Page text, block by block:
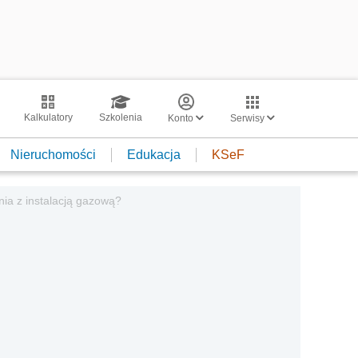
Kalkulatory Szkolenia Konto Serwisy
Nieruchomości Edukacja KSeF
z instalacją gazową?